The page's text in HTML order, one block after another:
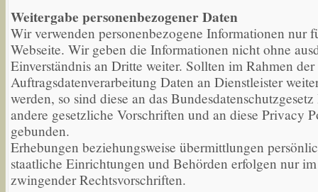
Weitergabe personenbezogener Daten
Wir verwenden personenbezogene Informationen nur
Webseite. Wir geben die Informationen nicht ohne
Einverständnis an Dritte weiter. Sollten im Rahmen der
Auftragsdatenverarbeitung Daten an Dienstleister
werden, so sind diese an das
andere gesetzliche Vorschriften und an diese Privacy
gebunden.
Erhebungen beziehungsweise übermittlungen
staatliche Einrichtungen und Behörden erfolgen nur
zwingender Rechtsvorschriften.